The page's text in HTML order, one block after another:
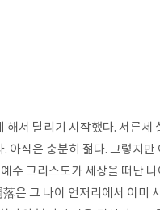
해서 달리기 시작했다. 서른세
아직은 충분히 젊다. 그렇지만
수 그리스도가 세상을 떠난 나
은 그 나이 언저리에서 이미